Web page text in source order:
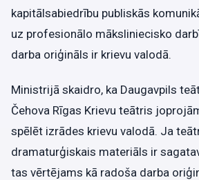
kapitālsabiedrību publiskās
uz profesionālo māksliniecisko
darba oriģināls ir krievu valodā.
Ministrijā skaidro, ka Daugavpils
Čehova Rīgas Krievu teātris
spēlēt izrādes krievu valodā. Ja
dramaturģiskais materiāls ir
tas vērtējams kā radoša darba